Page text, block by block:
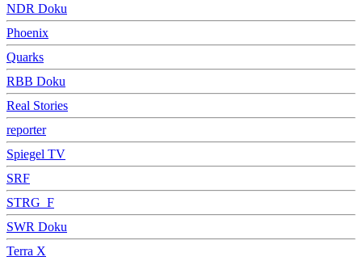
NDR Doku
Phoenix
Quarks
RBB Doku
Real Stories
reporter
Spiegel TV
SRF
STRG_F
SWR Doku
Terra X